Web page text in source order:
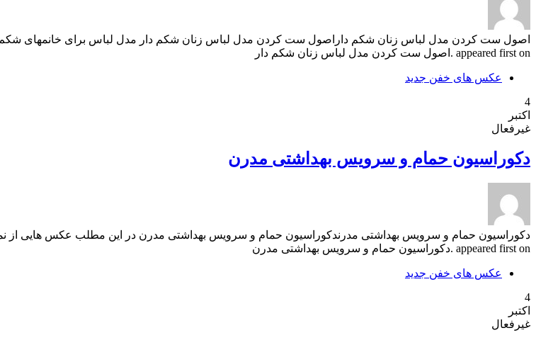
appeared first on .اصول ست کردن مدل لباس زنان شکم دار
عکس های خفن جدید
4
اکتبر
غیرفعال
دکوراسیون حمام و سرویس بهداشتی مدرن
appeared first on .دکوراسیون حمام و سرویس بهداشتی مدرن
عکس های خفن جدید
4
اکتبر
غیرفعال